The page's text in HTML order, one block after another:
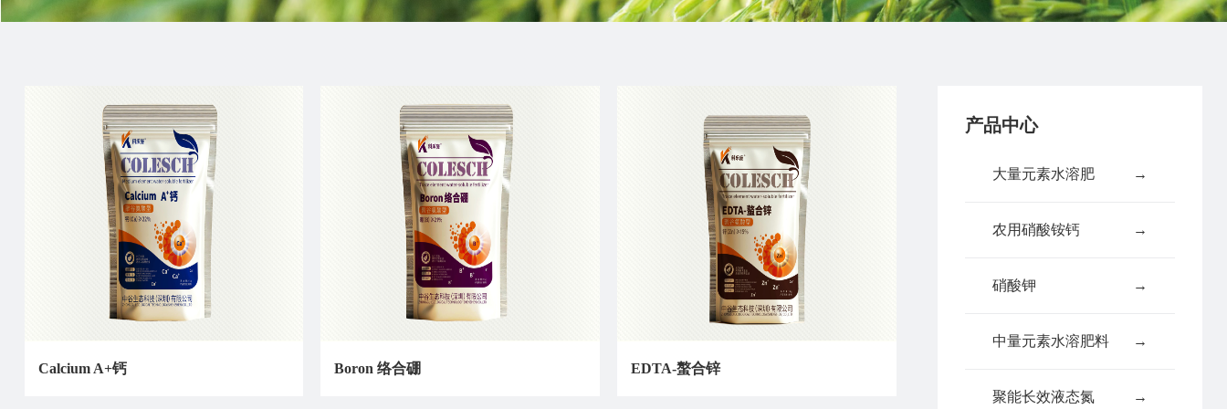
产品中心
大量元素水溶肥 →
农用硝酸铵钙 →
硝酸钾 →
中量元素水溶肥料 →
聚能长效液态氮 →
Calcium A+钙 Boron 络合硼 EDTA-螯合锌